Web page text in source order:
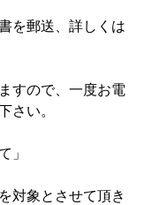
を郵送、詳しくは
すので、一度お電
さい。
」
対象とさせて頂き